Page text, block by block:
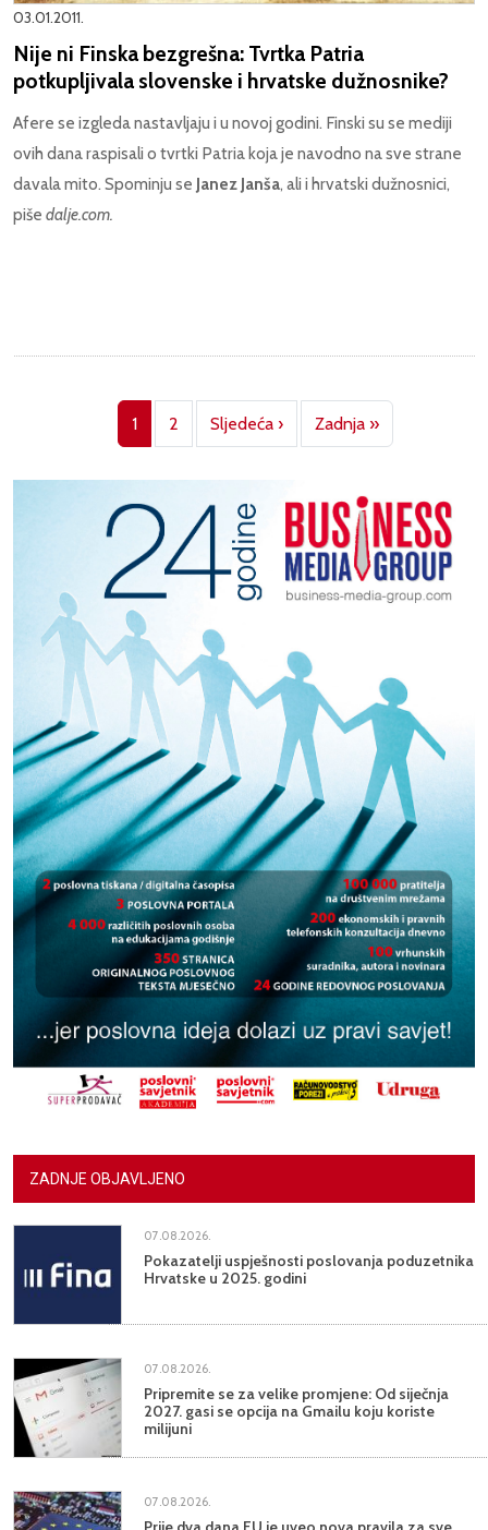
03.01.2011.
Nije ni Finska bezgrešna: Tvrtka Patria
potkupljivala slovenske i hrvatske dužnosnike?
Afere se izgleda nastavljaju i u novoj godini. Finski su se mediji
ovih dana raspisali o tvrtki Patria koja je navodno na sve strane
davala mito. Spominju se Janez Janša, ali i hrvatski dužnosnici,
piše dalje.com.
1 2 Sljedeća ›Next page
Zadnja »Last page
ZADNJE OBJAVLJENO
07.08.2026.
Pokazatelji uspješnosti poslovanja poduzetnika
Hrvatske u 2025. godini
07.08.2026.
Pripremite se za velike promjene: Od siječnja
2027. gasi se opcija na Gmailu koju koriste
milijuni
07.08.2026.